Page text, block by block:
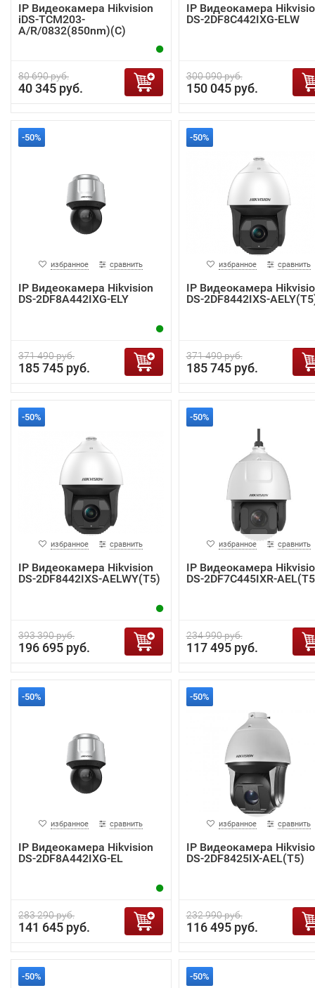
IP Видеокамера Hikvision
iDS-TCM203-
A/R/0832(850nm)(C)
80 690 руб.
40 345 руб.
IP Видеокамера
DS-2DF8C442IXG-ELW
300 090 руб.
150 045 руб.
-50%
избранное сравнить
IP Видеокамера Hikvision
DS-2DF8A442IXG-ELY
371 490 руб.
185 745 руб.
-50%
избранное сравнить
IP Видеокамера
DS-2DF8442IXS-
371 490 руб.
185 745 руб.
-50%
избранное сравнить
IP Видеокамера Hikvision
DS-2DF8442IXS-AELWY(T5)
393 390 руб.
196 695 руб.
-50%
избранное сравнить
IP Видеокамера
DS-2DF7C445IXR-
234 990 руб.
117 495 руб.
-50%
избранное сравнить
IP Видеокамера Hikvision
DS-2DF8A442IXG-EL
283 290 руб.
141 645 руб.
-50%
избранное сравнить
IP Видеокамера
DS-2DF8425IX-AEL(T5)
232 990 руб.
116 495 руб.
-50% -50%